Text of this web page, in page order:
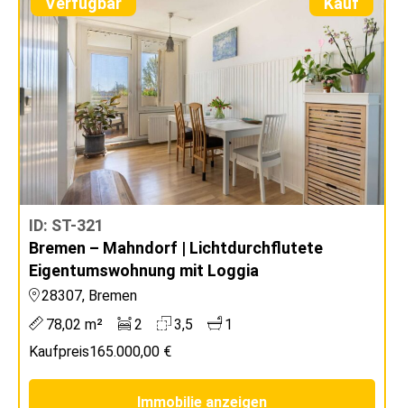
ID: ST-321
Bremen – Mahndorf | Lichtdurchflutete
Eigentumswohnung mit Loggia
28307, Bremen
78,02 m²
2 3,5
1
Kaufpreis165.000,00 €
Immobilie anzeigen